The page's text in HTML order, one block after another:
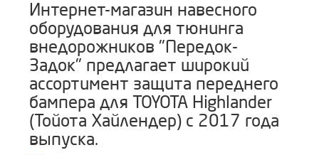
Интернет-магазин навесного
оборудования для тюнинга
внедорожников "Передок-
Задок" предлагает широкий
ассортимент защита переднего
бампера для TOYOTA Highlander
(Тойота Хайлендер) с 2017 года
выпуска.